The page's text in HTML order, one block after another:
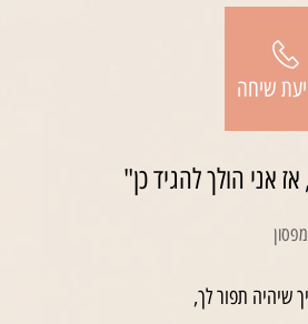
שיחה
אני הולך להגיד כן"
שיהיה תפור לך,